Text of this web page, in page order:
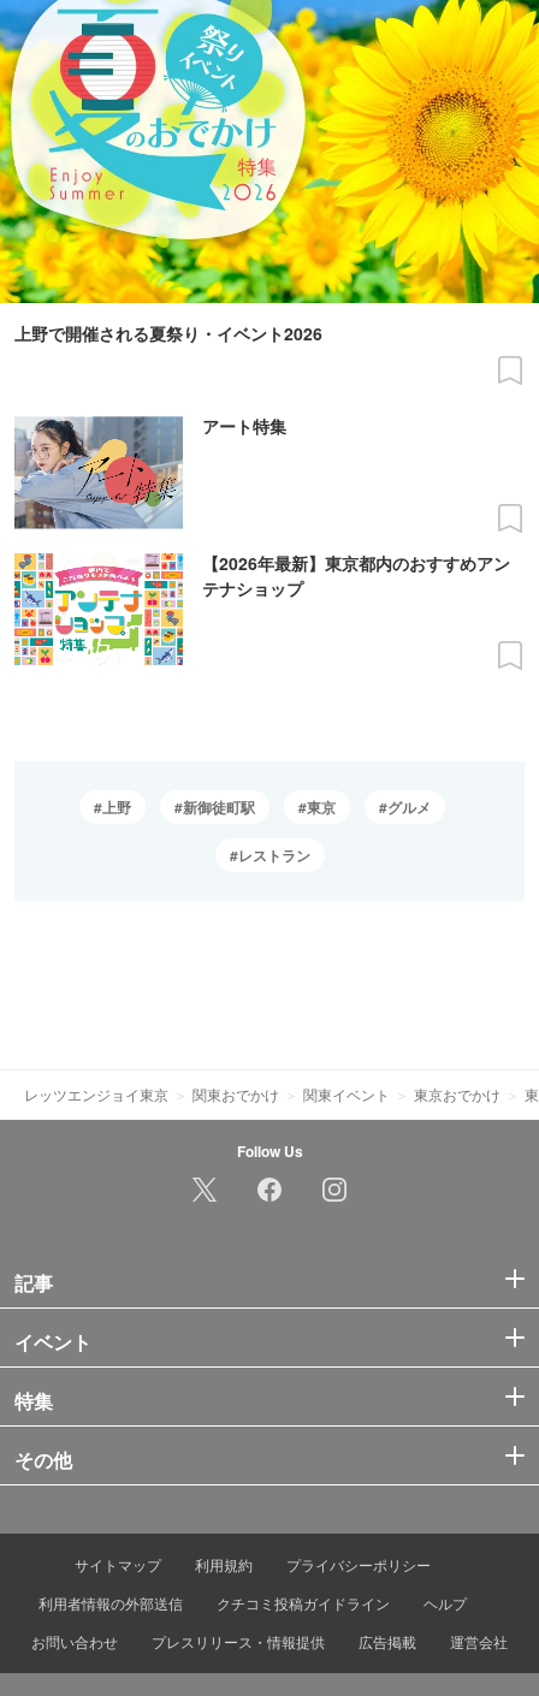
上野で開催される夏祭り・イベント2026
アート特集
【2026年最新】東京都内のおすすめアン
テナショップ
上野 新御徒町駅 東京 グルメ
レストラン
レッツエンジョイ東京 関東おでかけ 関東イベント 東京おでかけ
Follow Us
記事
イベント
特集
その他
サイトマップ 利用規約
プライバシーポリシー
利用者情報の外部送信
クチコミ投稿ガイドライン
ヘルプ
お問い合わせ
プレスリリース・情報提供 広告掲載 運営会社